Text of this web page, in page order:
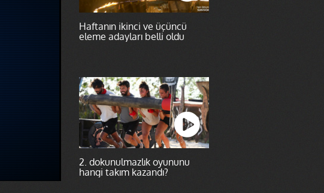
Haftanın ikinci ve üçüncü
eleme adayları belli oldu
2. dokunulmazlık oyununu
hangi takım kazandı?